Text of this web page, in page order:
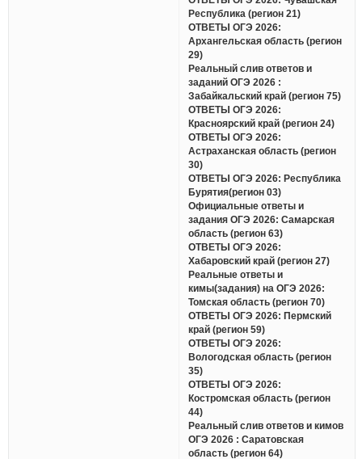
Республика (регион 21)
ОТВЕТЫ ОГЭ 2026:
Архангельская область (регион
29)
Реальный слив ответов и
заданий ОГЭ 2026 :
Забайкальский край (регион 75)
ОТВЕТЫ ОГЭ 2026:
Красноярский край (регион 24)
ОТВЕТЫ ОГЭ 2026:
Астраханская область (регион
30)
ОТВЕТЫ ОГЭ 2026: Республика
Бурятия(регион 03)
Официальные ответы и
задания ОГЭ 2026: Самарская
область (регион 63)
ОТВЕТЫ ОГЭ 2026:
Хабаровский край (регион 27)
Реальные ответы и
кимы(задания) на ОГЭ 2026:
Томская область (регион 70)
ОТВЕТЫ ОГЭ 2026: Пермский
край (регион 59)
ОТВЕТЫ ОГЭ 2026:
Вологодская область (регион
35)
ОТВЕТЫ ОГЭ 2026:
Костромская область (регион
44)
Реальный слив ответов и кимов
ОГЭ 2026 : Саратовская
область (регион 64)